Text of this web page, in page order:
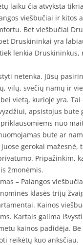
laiku čia atvyksta
viešbučiai ir kitos
Bet viešbučiai
Druskininkai yra
lenkia Druskininkus,
netenka. Jūsų
vilų, svečių namų ir
vietą, kurioje yra.
apsistojus bute
nuo
bute ar
gerokai mažesnė,
Pripažinkim,
žmonėmis.
– Palangos
klasės trijų
Kainos
Kartais galima
kainos padidėja.
reikėtų kuo anksčiau.